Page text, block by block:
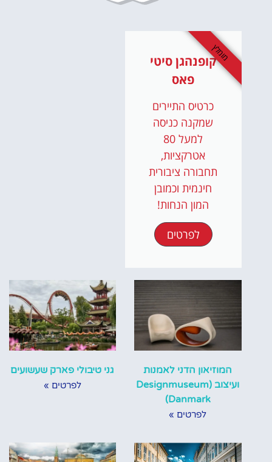
קופנהגן סיטי
פאס
כרטיס התיירים
שמקנה כניסה
למעל 80
אטרקציות,
תחבורה ציבורית
חינמית וכמובן
המון הנחות!
לפרטים
מומלץ
המוזיאון הדני לאמנות
ועיצוב (Designmuseum
Danmark)
לפרטים »
גני טיבולי פארק שעשועים
לפרטים »